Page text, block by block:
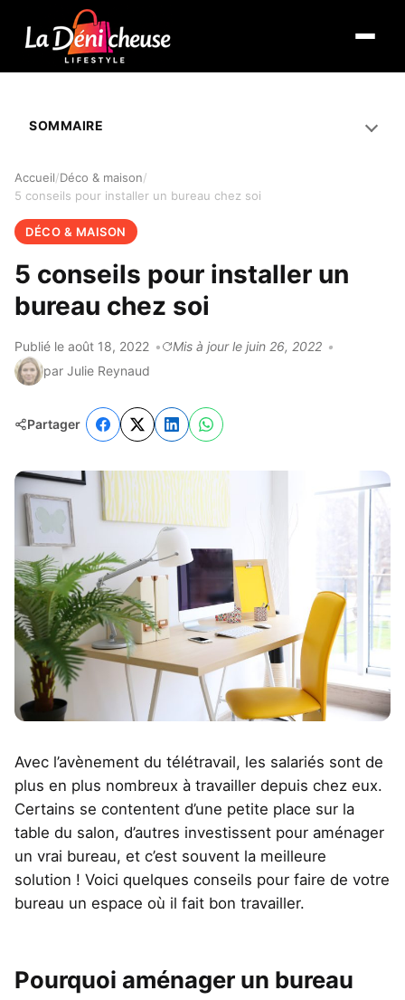
Ouvrir
Accueil Déco & maison
5 conseils pour installer un bureau chez soi
DÉCO & MAISON
5 conseils pour installer un
bureau chez soi
Publié le août 18, 2022
Mis à jour le juin 26, 2022
par Julie Reynaud
Partager
Avec l’avènement du télétravail, les salariés sont de
plus en plus nombreux à travailler depuis chez eux.
Certains se contentent d’une petite place sur la
table du salon, d’autres investissent pour aménager
un vrai bureau, et c’est souvent la meilleure
solution ! Voici quelques conseils pour faire de votre
bureau un espace où il fait bon travailler.
Pourquoi aménager un bureau
SOMMAIRE